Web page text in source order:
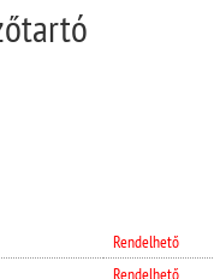
Rendelhető
Rendelhető